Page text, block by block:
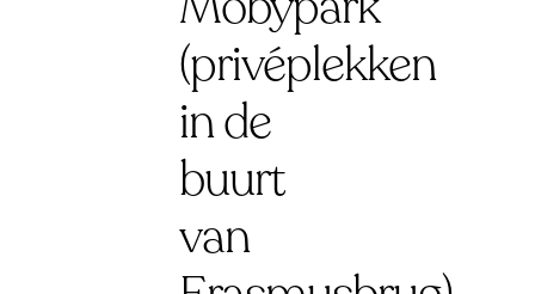
(privéplekken
in de
buurt
van